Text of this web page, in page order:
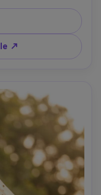
dupatta che
scattata con
beauty da studio,
capelli,
--ar 4:5
↗